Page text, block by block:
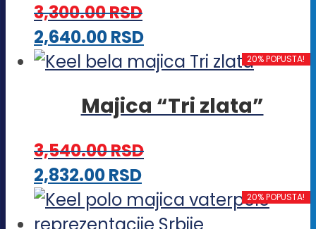
mogu
biti
izabrane
na
stranici
3,300.00RSD
2,640.00RSDOvaj
proizvod
više
Opcije
biti
20% POPUSTA!
Majica “Tri zlata”
3,540.00RSD
2,832.00RSDOvaj
proizvod
ima
20% POPUSTA!